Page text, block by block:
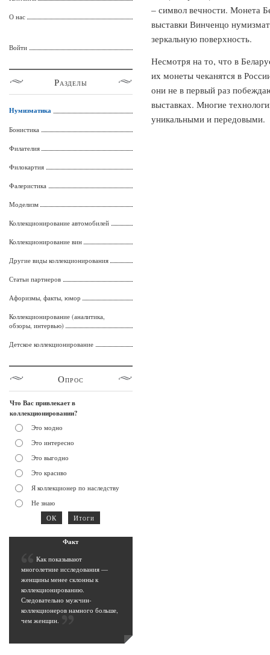
– символ вечности. Монета
выставки Винченцо
зеркальную поверхность.
Несмотря на то, что в
их монеты чеканятся в
они не в первый раз
выставках. Многие
уникальными и передовыми.
О нас
Войти
Разделы
Нумизматика
Бонистика
Филателия
Филокартия
Фалеристика
Моделизм
Коллекционирование автомобилей
Коллекционирование вин
Другие виды коллекционирования
Статьи партнеров
Афоризмы, факты, юмор
Коллекционирование (аналитика,
обзоры, интервью)
Детское коллекционирование
Опрос
Что Вас привлекает в
коллекционировании?
Это модно
Это интересно
Это выгодно
Это красиво
Я коллекционер по наследству
Не знаю
Факт
Как показывают
многолетние исследования —
женщины менее склонны к
коллекционированию.
Следовательно мужчин-
коллекционеров намного больше,
чем женщин.